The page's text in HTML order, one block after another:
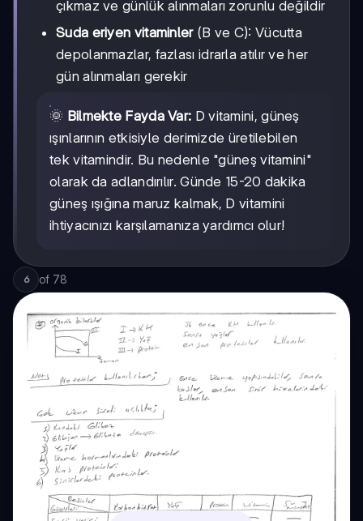
çıkmaz ve günlük alınmaları zorunlu değildir
Suda eriyen vitaminler(B ve C): Vücutta
depolanmazlar, fazlası idrarla atılır ve her
gün alınmaları gerekir
🌞 Bilmekte Fayda Var: D vitamini, güneş
ışınlarının etkisiyle derimizde üretilebilen
tek vitamindir. Bu nedenle "güneş vitamini"
olarak da adlandırılır. Günde 15-20 dakika
güneş ışığına maruz kalmak, D vitamini
ihtiyacınızı karşılamanıza yardımcı olur!
6 of 78